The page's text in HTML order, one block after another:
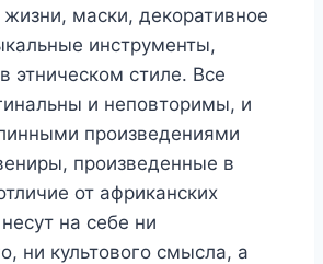
маски, декоративное
инструменты,
этническом стиле. Все
и неповторимы, и
произведениями
произведенные в
от африканских
на себе ни
ни культового смысла, а